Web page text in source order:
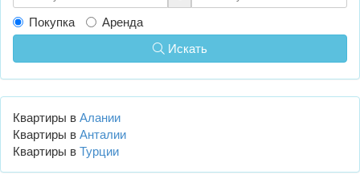
Покупка
Аренда
Искать
Квартиры в Алании
Квартиры в Анталии
Квартиры в Турции